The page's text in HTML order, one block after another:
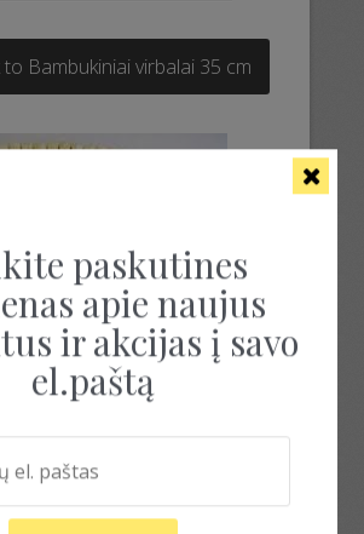
Bambukiniai virbalai 35 cm
bambukiniai virbalai
paskutines
apie naujus
ir akcijas į savo
el.paštą